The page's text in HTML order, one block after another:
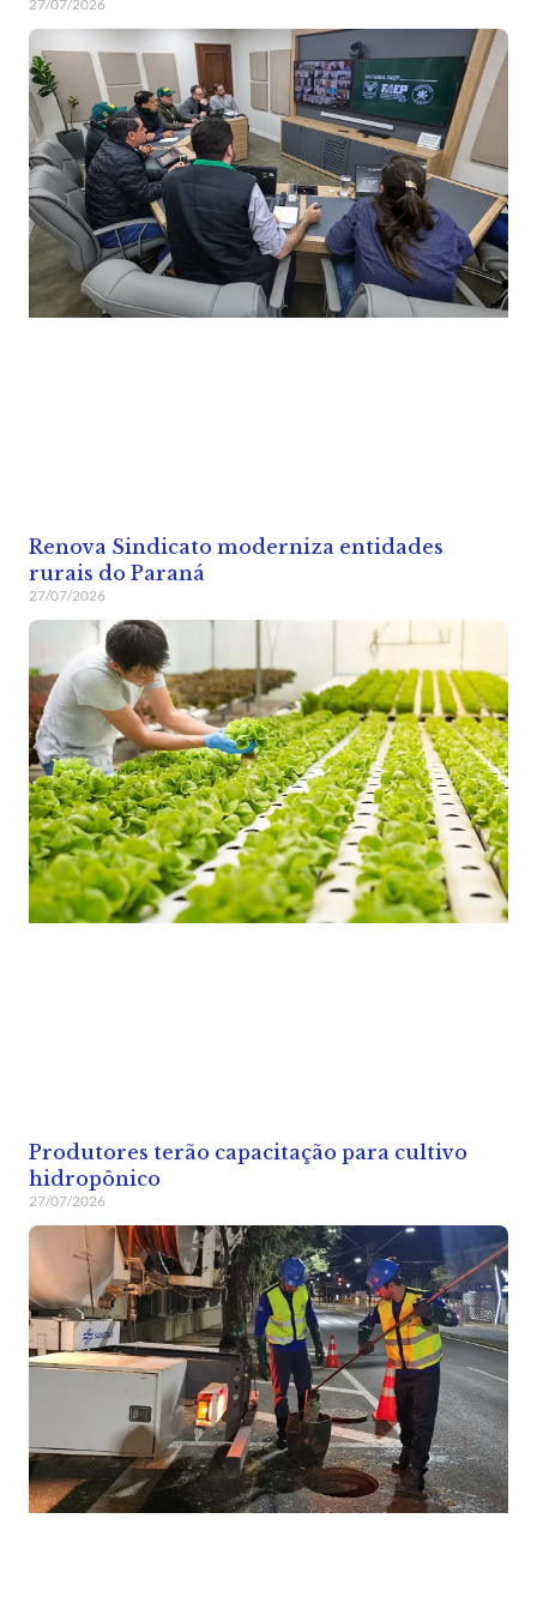
27/07/2026
Renova Sindicato moderniza entidades
rurais do Paraná
27/07/2026
Produtores terão capacitação para cultivo
hidropônico
27/07/2026